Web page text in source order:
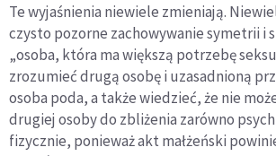
Te wyjaśnienia niewiele zmieniają.
czysto pozorne zachowywanie symetrii i
„osoba, która ma większą potrzebę
zrozumieć drugą osobę i uzasadnioną
osoba poda, a także wiedzieć, że nie
drugiej osoby do zbliżenia zarówno
fizycznie, ponieważ akt małżeński